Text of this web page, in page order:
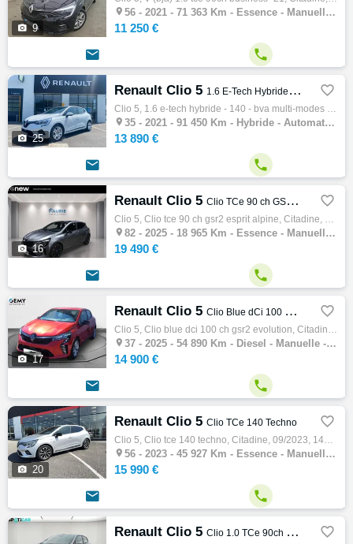
 9
 56 - 2021 - 71 363 Km - Essence - Manuelle - Citadine
11 250 €
 
 25
Renault Clio 5 1.6 E-Tech Hybride - 140 - BVA multi-modes - 2021 V BERLINE Business PHASE 1 
Clio 5, 1.6 e-tech hybride - 140 - bva multi-modes - 2021 v berline business phase 1, Citadine, 11/2021, 140ch, 5cv, 91450 km, 5 portes, 5…
 35 - 2021 - 91 450 Km - Hybride - Automatique - Citadine
13 890 €
 
 16
Renault Clio 5 Clio TCe 90 ch GSR2 Esprit Alpine 
Clio 5, Clio tce 90 ch gsr2 esprit alpine, Citadine, 05/2025, 90ch, 5cv, 18965 km, 5 portes, 5 places, Essence, Boite de vitesse manuelle, …
 82 - 2025 - 18 965 Km - Essence - Manuelle - Citadine
19 490 €
 
 17
Renault Clio 5 Clio Blue dCi 100 ch GSR2 Evolution 
Clio 5, Clio blue dci 100 ch gsr2 evolution, Citadine, 03/2025, 100ch, 5cv, 54890 km, 5 portes, 5 places, Clim. manuelle, Diesel, Boite de …
 37 - 2025 - 54 890 Km - Diesel - Manuelle - Citadine
14 900 €
 
 20
Renault Clio 5 Clio TCe 140 Techno 
Clio 5, Clio tce 140 techno, Citadine, 09/2023, 140ch, 7cv, 45927 km, 5 portes, 5 places, Clim. auto, Essence, Boite de vitesse manuelle, R…
 56 - 2023 - 45 927 Km - Essence - Manuelle - Citadine
15 990 €
 
Renault Clio 5 Clio 1.0 TCe 90ch Evolution X-Tronic 